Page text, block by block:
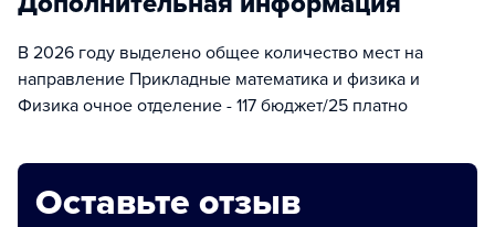
В 2026 году выделено общее количество мест на
направление Прикладные математика и физика и
Физика очное отделение - 117 бюджет/25 платно
Оставьте отзыв